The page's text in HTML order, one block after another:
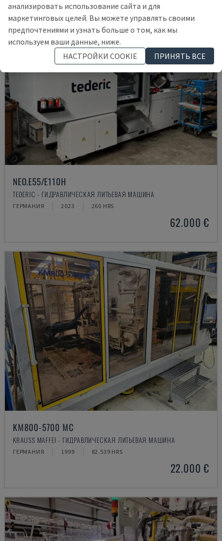
NEO.E55/E110H
TEDERIC - ГИДРАВЛИЧЕСКАЯ ЛИТЬЕВАЯ МАШИНА
ГЕРМАНИЯ 2023 260 HRS
62.000 €
KM800-5700 MC
KRAUSS MAFFEI - ГИДРАВЛИЧЕСКАЯ ЛИТЬЕВАЯ МАШИНА
ГЕРМАНИЯ 1999 82.539 HRS
22.000 €
анализировать использование сайта и для
маркетинговых целей. Вы можете управлять своими
предпочтениями и узнать больше о том, как мы
используем ваши данные, ниже.
НАСТРОЙКИ COOKIE
ПРИНЯТЬ ВСЕ